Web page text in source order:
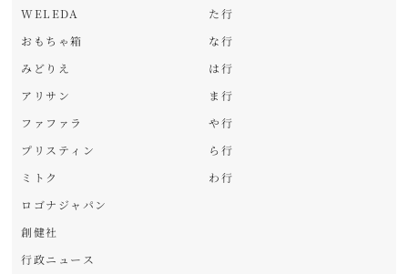
WELEDA
おもちゃ箱
みどりえ
アリサン
ファファラ
プリスティン
ミトク
ロゴナジャパン
創健社
行政ニュース
た行
な行
は行
ま行
や行
ら行
わ行